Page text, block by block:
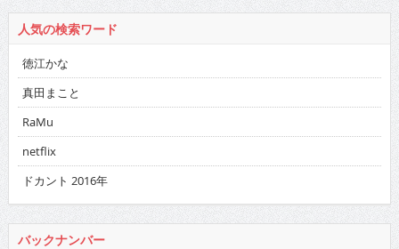
人気の検索ワード
徳江かな
真田まこと
RaMu
netflix
ドカント 2016年
バックナンバー